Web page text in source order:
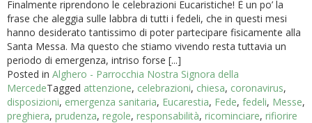
Finalmente riprendono le celebrazioni Eucaristiche! È un po’ la
frase che aleggia sulle labbra di tutti i fedeli, che in questi mesi
hanno desiderato tantissimo di poter partecipare fisicamente alla
Santa Messa. Ma questo che stiamo vivendo resta tuttavia un
periodo di emergenza, intriso forse [...]
Posted in Alghero - Parrocchia Nostra Signora della
MercedeTagged attenzione, celebrazioni, chiesa, coronavirus,
disposizioni, emergenza sanitaria, Eucarestia, Fede, fedeli, Messe,
preghiera, prudenza, regole, responsabilità, ricominciare, rifiorire